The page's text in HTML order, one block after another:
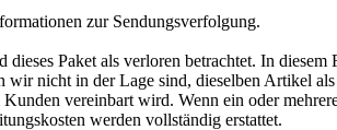
zur Sendungsverfolgung.
Paket als verloren betrachtet. In
nicht in der Lage sind, dieselben Artikel
vereinbart wird. Wenn ein oder
werden vollständig erstattet.